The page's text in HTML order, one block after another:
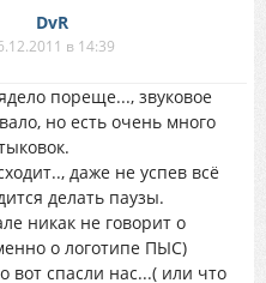
DvR
в 14:39
пореще..., звуковое
но есть очень много
даже не успев всё
делать паузы.
никак не говорит о
о логотипе ПЫС)
вот спасли нас...( или что